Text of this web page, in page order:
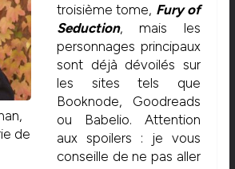
de
troisième tome, Fury of
Seduction, mais les
personnages principaux
sont déjà dévoilés sur
les sites tels que
Booknode, Goodreads
ou Babelio. Attention
aux spoilers : je vous
conseille de ne pas aller